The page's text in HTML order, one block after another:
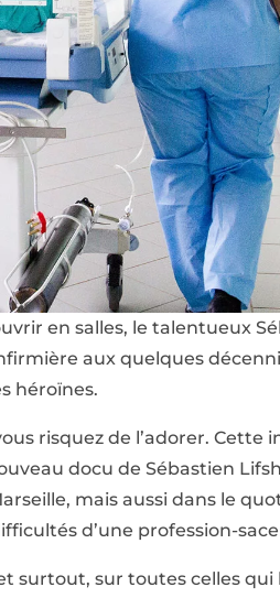
en salles, le talentueux
aux quelques
héroïnes.
risquez de l’adorer. Cette
docu de Sébastien
mais aussi dans le
d’une profession-
surtout, sur toutes celles qui